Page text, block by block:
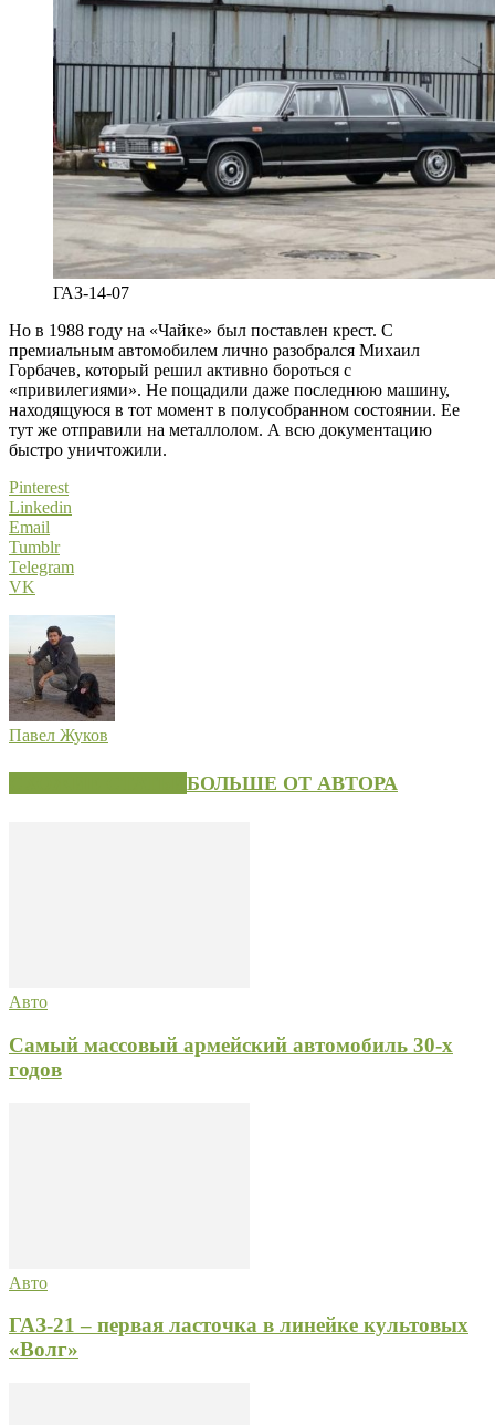
ГАЗ-14-07
Но в 1988 году на «Чайке» был поставлен крест. С
премиальным автомобилем лично разобрался Михаил
Горбачев, который решил активно бороться с
«привилегиями». Не пощадили даже последнюю машину,
находящуюся в тот момент в полусобранном состоянии. Ее
тут же отправили на металлолом. А всю документацию
быстро уничтожили.
Pinterest
Linkedin
Email
Tumblr
Telegram
VK
Павел Жуков
БОЛЬШЕ ОТ АВТОРА
Авто
Самый массовый армейский автомобиль 30-х
годов
Авто
ГАЗ-21 – первая ласточка в линейке культовых
«Волг»